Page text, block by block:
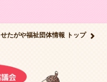
せたがや福祉団体情報 トップ